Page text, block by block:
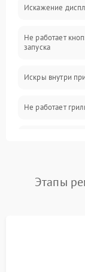
Питание и
Нагрев и
Программное
Искажение
Не работает
запуска
Искры внутри
Не работает
Появление
Этапы